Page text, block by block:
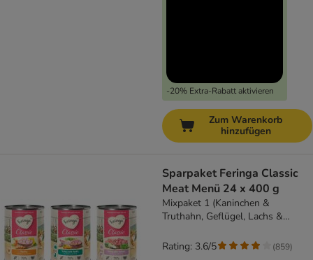
-20% Extra-Rabatt aktivieren
Zum Warenkorb
hinzufügen
Sparpaket Feringa Classic
Meat Menü 24 x 400 g
Mixpaket 1 (Kaninchen &
Truthahn, Geflügel, Lachs &
Rating: 3.6/5
(859)